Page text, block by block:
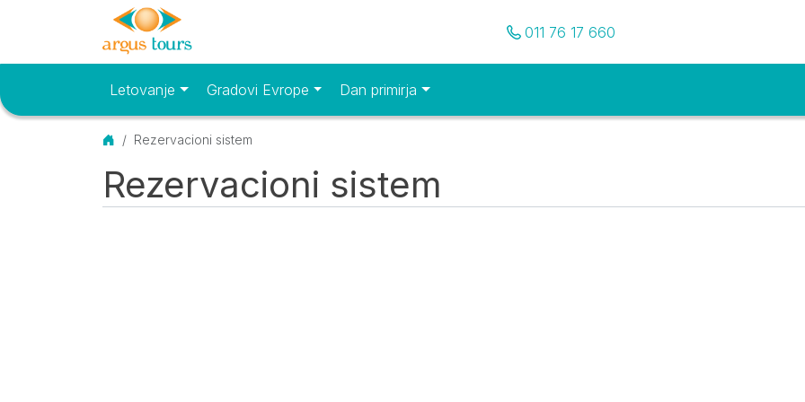
Pozovite nas
011 76 17 660
Osnovni meniLetovanje Gradovi Evrope Dan primirja
Početna
Rezervacioni sistem
Rezervacioni sistem